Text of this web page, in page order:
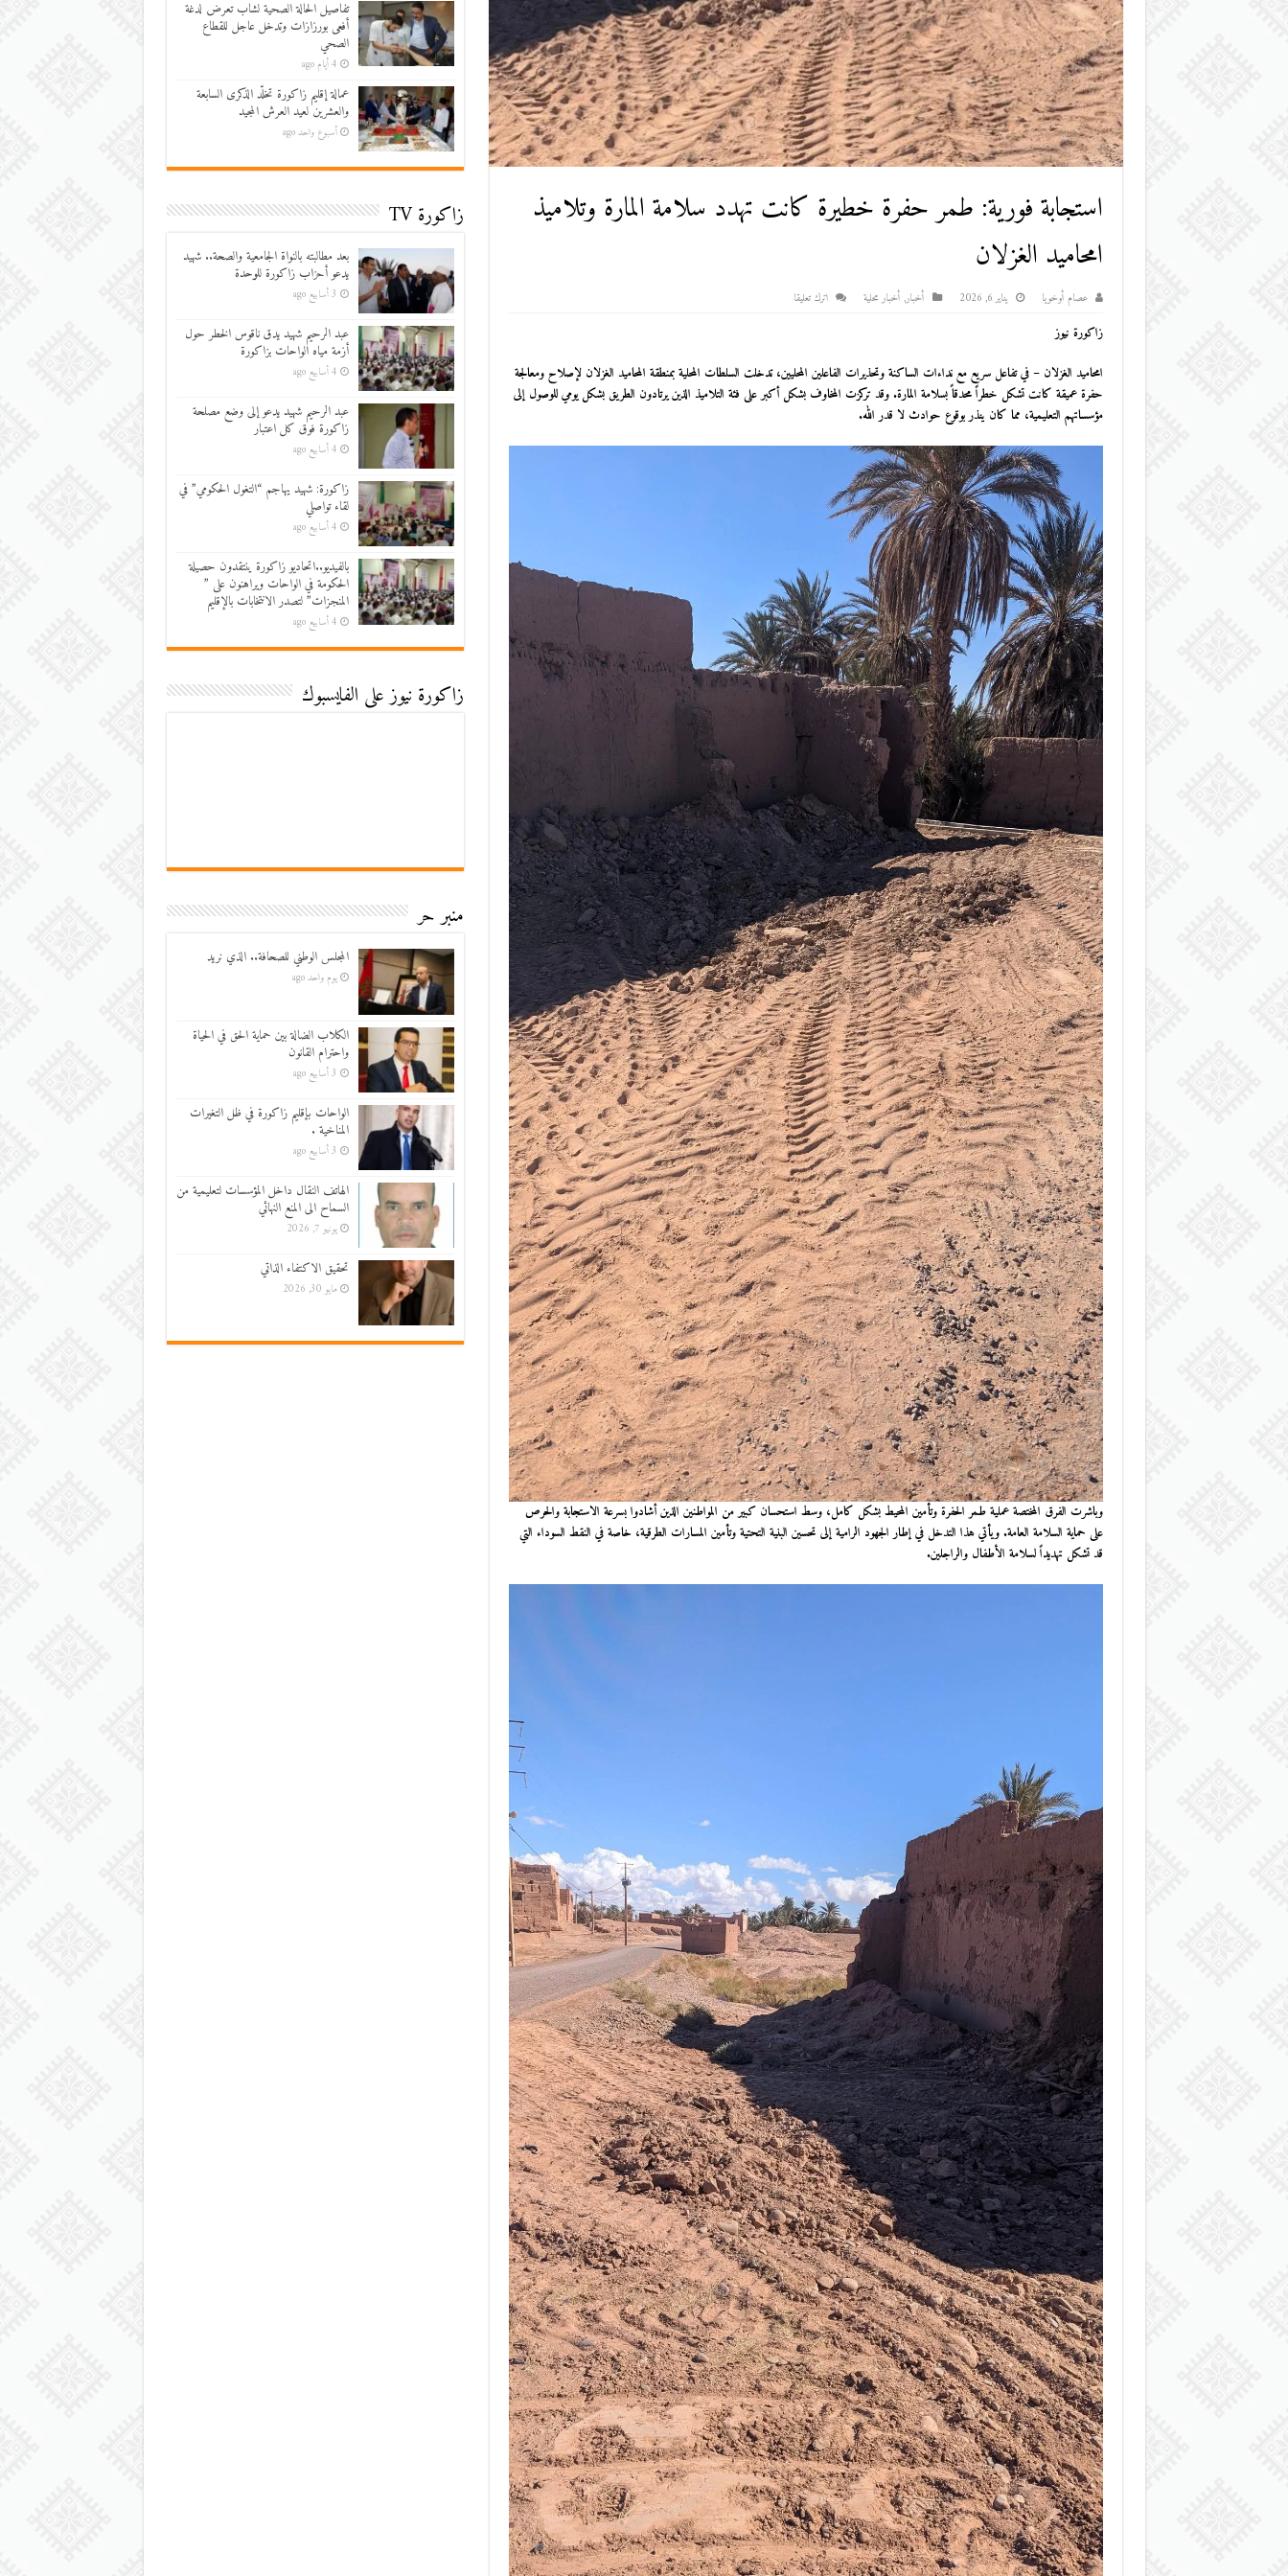
استجابة فورية: طمر حفرة خطيرة كانت تهدد سلامة المارة وتلاميذ
امحاميد الغزلان
عصام أوخويا يناير 6, 2026 أخبار, أخبار محلية اترك تعليقا
زاكورة نيوز
امحاميد الغزلان – في تفاعل سريع مع نداءات الساكنة وتحذيرات الفاعلين المحليين، تدخلت السلطات المحلية بمنطقة المحاميد الغزلان لإصلاح ومعالجة
حفرة عميقة كانت تشكل خطراً محدقاً بسلامة المارة. وقد تركزت المخاوف بشكل أكبر على فئة التلاميذ الذين يرتادون الطريق بشكل يومي للوصول إلى
مؤسساتهم التعليمية، مما كان ينذر بوقوع حوادث لا قدر الله.
وباشرت الفرق المختصة عملية طمر الحفرة وتأمين المحيط بشكل كامل، وسط استحسان كبير من المواطنين الذين أشادوا بسرعة الاستجابة والحرص
على حماية السلامة العامة. ويأتي هذا التدخل في إطار الجهود الرامية إلى تحسين البنية التحتية وتأمين المسارات الطرقية، خاصة في النقط السوداء التي
قد تشكل تهديداً لسلامة الأطفال والراجلين.
تفاصيل الحالة الصحية لشاب تعرض لدغة
أفعى بورزازات وتدخل عاجل للقطاع
الصحي
4 أيام ago
عمالة إقليم زاكورة تخلّد الذكرى السابعة
والعشرين لعيد العرش المجيد
أسبوع واحد ago
زاكورة TV
بعد مطالبته بالنواة الجامعية والصحة.. شهيد
يدعو أحزاب زاكورة للوحدة
3 أسابيع ago
عبد الرحيم شهيد يدق ناقوس الخطر حول
أزمة مياه الواحات بزاكورة
4 أسابيع ago
عبد الرحيم شهيد يدعو إلى وضع مصلحة
زاكورة فوق كل اعتبار
4 أسابيع ago
زاكورة: شهيد يهاجم “التغول الحكومي” في
لقاء تواصلي
4 أسابيع ago
بالفيديو..اتحاديو زاكورة ينتقدون حصيلة
الحكومة في الواحات ويراهنون على ”
المنجزات” لتصدر الانتخابات بالإقليم
4 أسابيع ago
زاكورة نيوز على الفايسبوك
منبر حر
المجلس الوطني للصحافة.. الذي نريد
يوم واحد ago
الكلاب الضالة بين حماية الحق في الحياة
واحترام القانون
3 أسابيع ago
الواحات بإقليم زاكورة في ظل التغيرات
المناخية .
3 أسابيع ago
الهاتف النقال داخل المؤسسات لتعليمية من
السماح الى المنع النهائي
يونيو 7, 2026
تحقيق الاكتفاء الذاتي
مايو 30, 2026